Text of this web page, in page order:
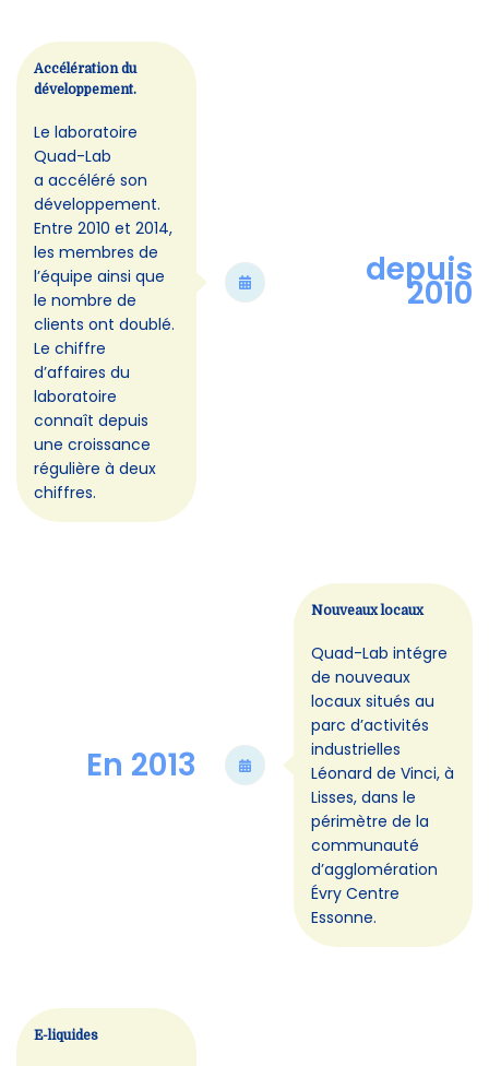
Accélération du
développement.
Le laboratoire
Quad-Lab
a accéléré son
développement.
Entre 2010 et 2014,
les membres de
l’équipe ainsi que
le nombre de
clients ont doublé.
Le chiffre
d’affaires du
laboratoire
connaît depuis
une croissance
régulière à deux
chiffres.
depuis
2010
Nouveaux locaux
Quad-Lab intégre
de nouveaux
locaux situés au
parc d’activités
industrielles
Léonard de Vinci, à
Lisses, dans le
périmètre de la
communauté
d’agglomération
Évry Centre
Essonne.
En 2013
E-liquides